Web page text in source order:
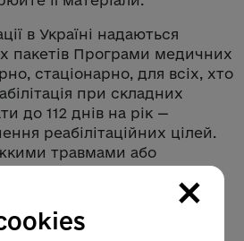
в Україні надаються
пакетів Програми медичних
стаціонарно, для всіх, хто
при складних
до 112 днів на рік —
реабілітаційних цілей.
травмами або
до 8 циклів
а для людей із множинними
— до 26 циклів. Також
реабілітації, що
×